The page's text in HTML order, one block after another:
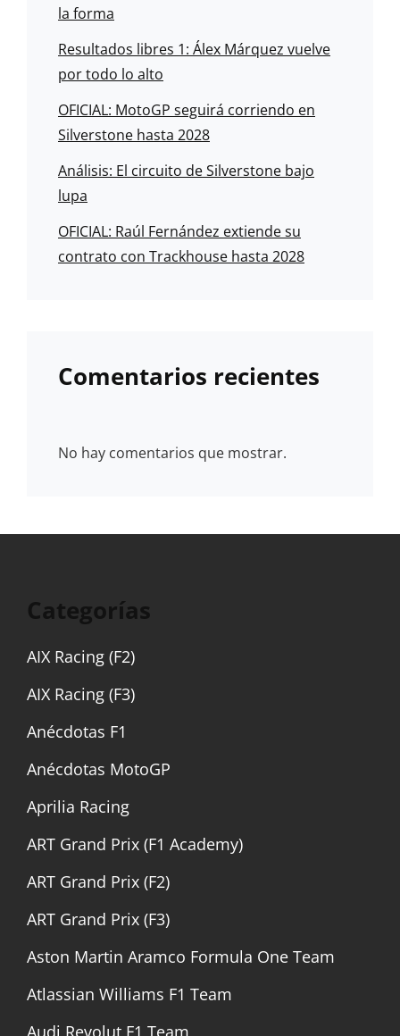
la forma
Resultados libres 1: Álex Márquez vuelve
por todo lo alto
OFICIAL: MotoGP seguirá corriendo en
Silverstone hasta 2028
Análisis: El circuito de Silverstone bajo
lupa
OFICIAL: Raúl Fernández extiende su
contrato con Trackhouse hasta 2028
Comentarios recientes
No hay comentarios que mostrar.
Categorías
AIX Racing (F2)
AIX Racing (F3)
Anécdotas F1
Anécdotas MotoGP
Aprilia Racing
ART Grand Prix (F1 Academy)
ART Grand Prix (F2)
ART Grand Prix (F3)
Aston Martin Aramco Formula One Team
Atlassian Williams F1 Team
Audi Revolut F1 Team